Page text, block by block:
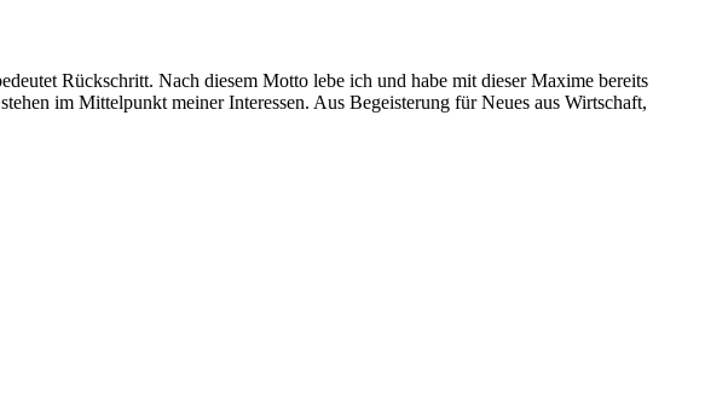
Rückschritt. Nach diesem Motto lebe ich und habe mit dieser Maxime bereits
im Mittelpunkt meiner Interessen. Aus Begeisterung für Neues aus Wirtschaft,